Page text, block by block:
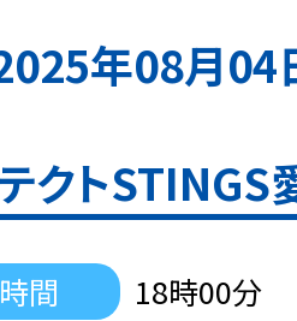
年08月04
クト
間 18時00分